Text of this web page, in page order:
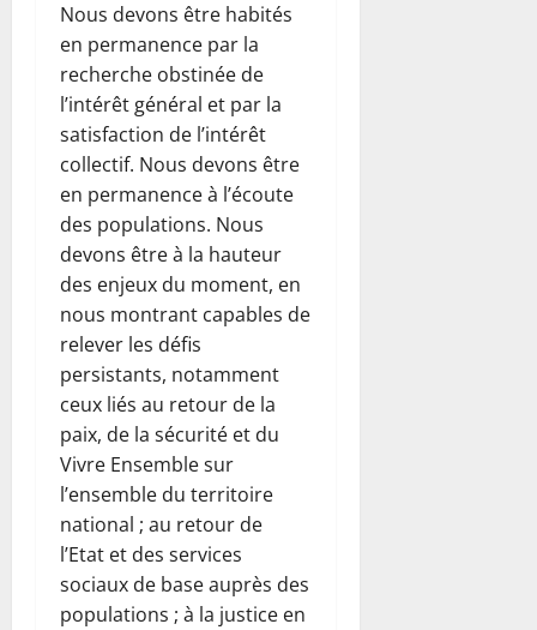
Nous devons être habités
en permanence par la
recherche obstinée de
l’intérêt général et par la
satisfaction de l’intérêt
collectif. Nous devons être
en permanence à l’écoute
des populations. Nous
devons être à la hauteur
des enjeux du moment, en
nous montrant capables de
relever les défis
persistants, notamment
ceux liés au retour de la
paix, de la sécurité et du
Vivre Ensemble sur
l’ensemble du territoire
national ; au retour de
l’Etat et des services
sociaux de base auprès des
populations ; à la justice en